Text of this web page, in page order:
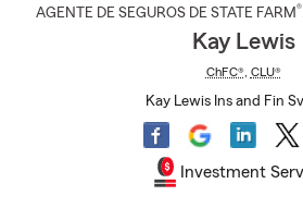
AGENTE DE SEGUROS DE STATE FARM®
Kay Lewis
ChFC®, CLU®
Kay Lewis Ins and Fin
Investment